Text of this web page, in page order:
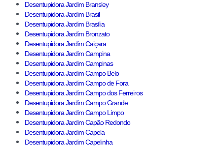
Desentupidora Jardim Bransley
Desentupidora Jardim Brasil
Desentupidora Jardim Brasília
Desentupidora Jardim Bronzato
Desentupidora Jardim Caiçara
Desentupidora Jardim Campina
Desentupidora Jardim Campinas
Desentupidora Jardim Campo Belo
Desentupidora Jardim Campo de Fora
Desentupidora Jardim Campo dos Ferreiros
Desentupidora Jardim Campo Grande
Desentupidora Jardim Campo Limpo
Desentupidora Jardim Capão Redondo
Desentupidora Jardim Capela
Desentupidora Jardim Capelinha